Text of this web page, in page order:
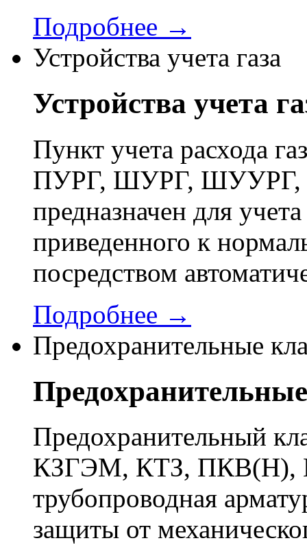
Подробнее →
Устройства учета газа
Устройства учета
Пункт учета
ПУРГ, ШУРГ, ШУУРГ,
предназначен для
приведенного к
посредством
Подробнее →
Предохранительные
Предохранительный
КЗГЭМ, КТЗ,
трубопроводная
защиты от